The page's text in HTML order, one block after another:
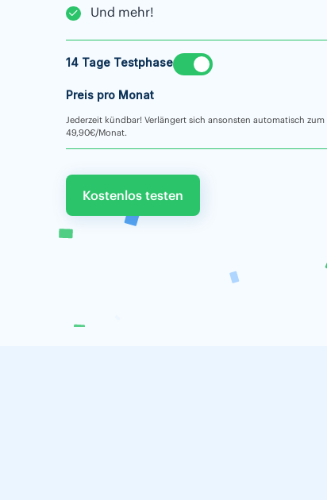
Und mehr!
14 Tage Testphase
Preis pro Monat
Jederzeit kündbar! Verlängert sich ansonsten automatisch
49,90€/Monat.
Kostenlos testen